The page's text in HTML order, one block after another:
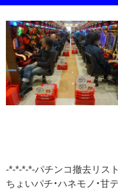
-*-*-*-*-パチンコ撤去リス
ちょいパチ・ハネモノ・甘